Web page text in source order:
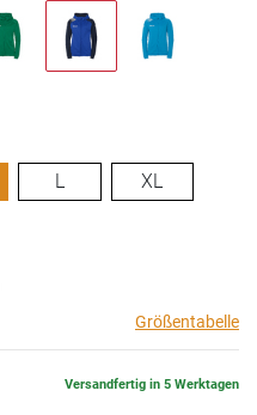
L XL
Größentabelle
Versandfertig in 5 Werktagen